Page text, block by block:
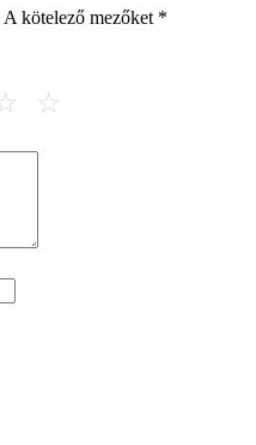
A kötelező mezőket *